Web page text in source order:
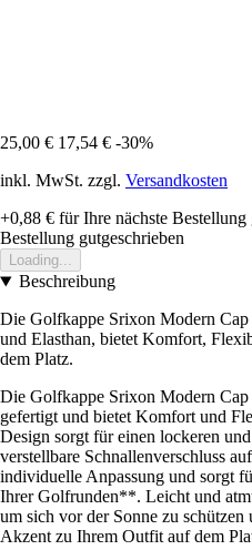
25,00 € 17,54 € -30%
inkl. MwSt. zzgl. Versandkosten
+0,88 € für Ihre nächste Bestellung
Bestellung gutgeschrieben
Loading...
Beschreibung
Die Golfkappe Srixon Modern
und Elasthan, bietet Komfort,
dem Platz.
Die Golfkappe Srixon Modern Cap
gefertigt und bietet Komfort und
Design sorgt für einen lockeren
verstellbare Schnallenverschluss
individuelle Anpassung und sorgt
Ihrer Golfrunden**. Leicht und
um sich vor der Sonne zu
Akzent zu Ihrem Outfit auf dem